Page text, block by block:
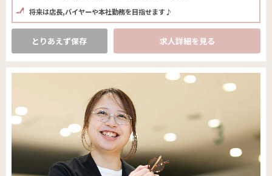
将来は店長,バイヤーや本社勤務を目指せます♪
とりあえず保存 求人詳細を見る